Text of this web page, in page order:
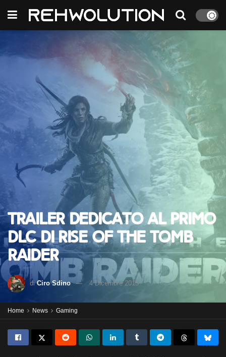
Trailer dedicato al primo
DLC di Rise of the Tomb
Raider
di Ciro Sdino 4 Dicembre 2015
Home News Gaming